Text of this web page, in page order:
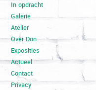
In opdracht
Galerie
Atelier
Over Don
Exposities
Actueel
Contact
Privacy